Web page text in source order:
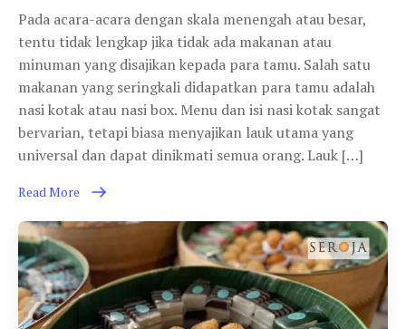
Pada acara-acara dengan skala menengah atau besar,
tentu tidak lengkap jika tidak ada makanan atau
minuman yang disajikan kepada para tamu. Salah satu
makanan yang seringkali didapatkan para tamu adalah
nasi kotak atau nasi box. Menu dan isi nasi kotak sangat
bervarian, tetapi biasa menyajikan lauk utama yang
universal dan dapat dinikmati semua orang. Lauk […]
Read More